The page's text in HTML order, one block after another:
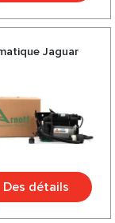
Jaguar
Des détails